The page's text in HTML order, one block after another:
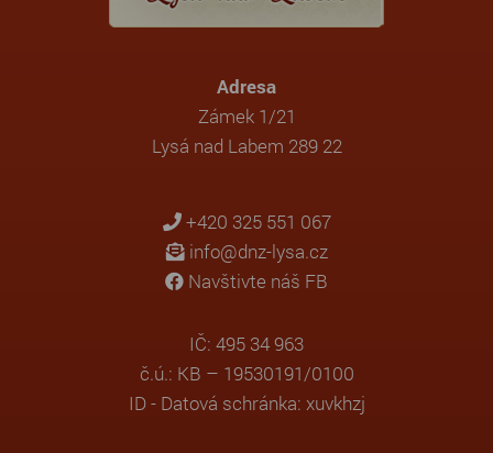
Adresa
Zámek 1/21
Lysá nad Labem 289 22
+420 325 551 067
info@dnz-lysa.cz
Navštivte náš FB
IČ: 495 34 963
č.ú.: KB – 19530191/0100
ID - Datová schránka: xuvkhzj